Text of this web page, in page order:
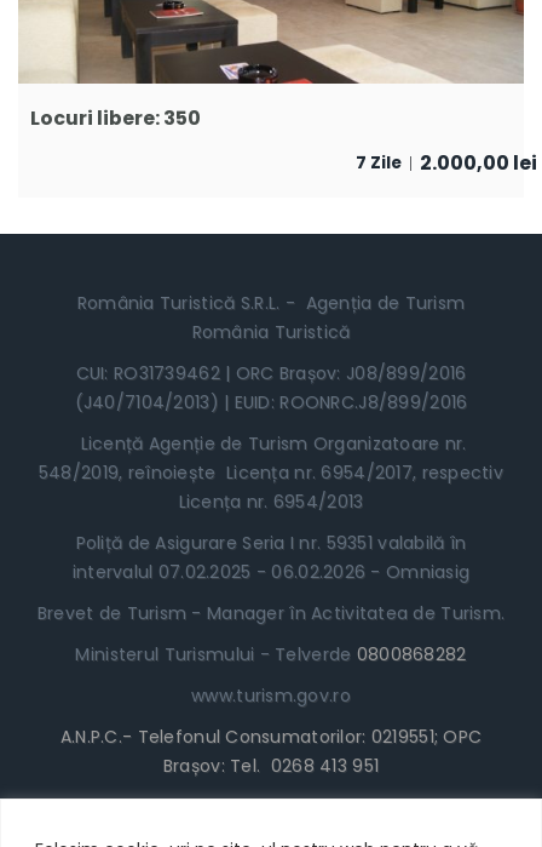
Locuri libere: 350
7 Zile 2.000,00 lei
România Turistică S.R.L. - Agenția de Turism
România Turistică
CUI: RO31739462 | ORC Brașov: J08/899/2016
(J40/7104/2013) | EUID: ROONRC.J8/899/2016
Licență Agenție de Turism Organizatoare nr.
548/2019, reînoiește Licența nr. 6954/2017, respectiv
Licența nr. 6954/2013
Poliță de Asigurare Seria I nr. 59351 valabilă în
intervalul 07.02.2025 - 06.02.2026 - Omniasig
Brevet de Turism - Manager în Activitatea de Turism.
Ministerul Turismului - Telverde 0800868282
www.turism.gov.ro
A.N.P.C.- Telefonul Consumatorilor: 0219551; OPC
Brașov: Tel. 0268 413 951
www.anpc.gov.ro